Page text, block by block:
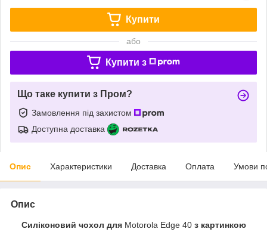
Купити
або
Купити з
Що таке купити з Пром?
Замовлення під захистом
Доступна доставка
Опис Характеристики Доставка Оплата Умови
Опис
Силіконовий чохол для Motorola Edge 40з картинкою